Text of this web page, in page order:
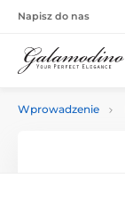
Napisz do nas
Wprowadzenie